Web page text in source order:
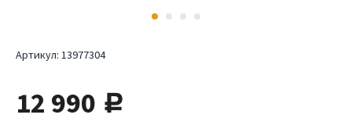
Артикул: 13977304
12 990 руб.